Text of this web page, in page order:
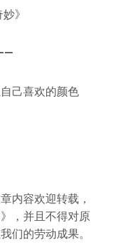
》
己喜欢的颜色
内容欢迎转载，
，并且不得对原
们的劳动成果。